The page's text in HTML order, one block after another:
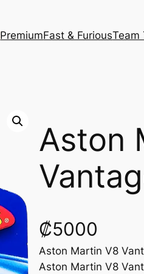
PremiumFast & FuriousTeam
Aston
₡5000
Aston Martin V8
Aston Martin V8